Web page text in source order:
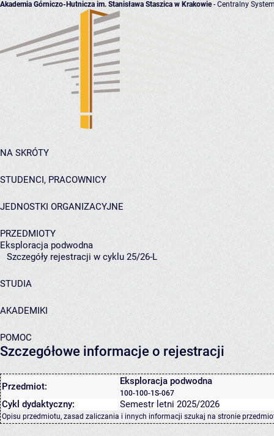
Akademia Górniczo-Hutnicza im. Stanisława Staszica w Krakowie- Centralny
NA SKRÓTY
STUDENCI, PRACOWNICY
JEDNOSTKI ORGANIZACYJNE
PRZEDMIOTY
Eksploracja podwodna
Szczegóły rejestracji w cyklu 25/26-L
STUDIA
AKADEMIKI
POMOC
Szczegółowe informacje o rejestracji
Przedmiot: Eksploracja podwodna
100-100-1S-067
Cykl dydaktyczny: Semestr letni 2025/2026
Opisu przedmiotu, zasad zaliczania i innych informacji szukaj na stronie